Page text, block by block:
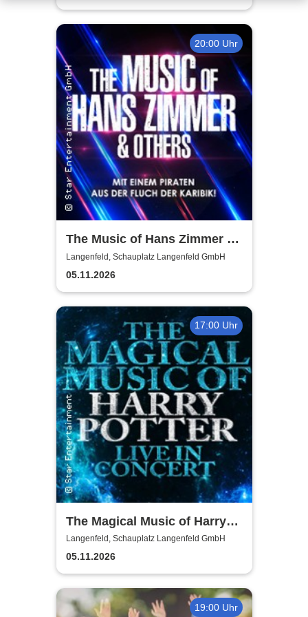
Meisterkonzert
20:00 Uhr
The Music of Hans Zimmer &
Others - A Celebration of Film
Music
Langenfeld, Schauplatz Langenfeld GmbH
05.11.2026
17:00 Uhr
The Magical Music of Harry
Potter - Live in Concert
Langenfeld, Schauplatz Langenfeld GmbH
05.11.2026
19:00 Uhr